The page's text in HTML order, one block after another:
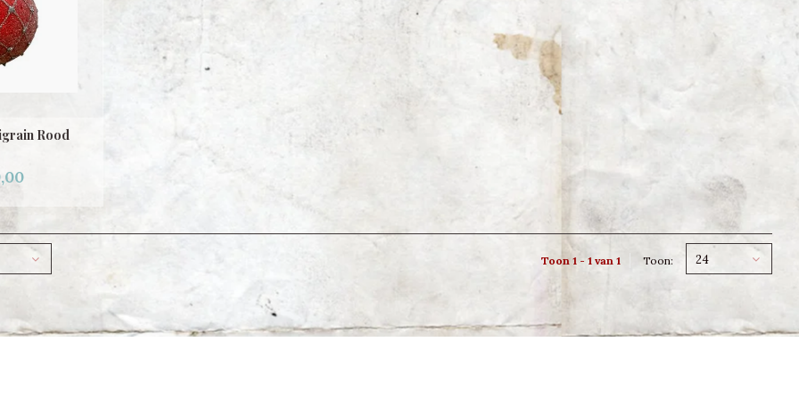
Rood
Toon 1 - 1 van 1 Toon: 24